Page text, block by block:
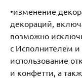
•​изменение
декораций,
возможно
с Исполнителем и
использование
и конфетти, а